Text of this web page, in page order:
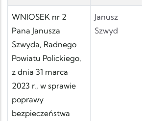
WNIOSEK nr 2
Pana Janusza
Szwyda, Radnego
Powiatu Polickiego,
z dnia 31 marca
2023 r., w sprawie
poprawy
bezpieczeństwa
Janusz
Szwyd